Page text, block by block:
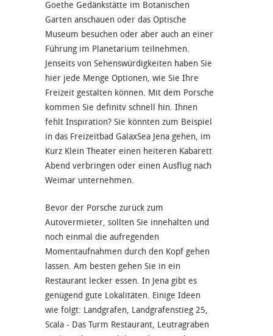
Goethe Gedänkstätte im Botanischen
Garten anschauen oder das Optische
Museum besuchen oder aber auch an einer
Führung im Planetarium teilnehmen.
Jenseits von Sehenswürdigkeiten haben Sie
hier jede Menge Optionen, wie Sie Ihre
Freizeit gestalten können. Mit dem Porsche
kommen Sie definitv schnell hin. Ihnen
fehlt Inspiration? Sie könnten zum Beispiel
in das Freizeitbad GalaxSea Jena gehen, im
Kurz Klein Theater einen heiteren Kabarett
Abend verbringen oder einen Ausflug nach
Weimar unternehmen.
Bevor der Porsche zurück zum
Autovermieter, sollten Sie innehalten und
noch einmal die aufregenden
Momentaufnahmen durch den Kopf gehen
lassen. Am besten gehen Sie in ein
Restaurant lecker essen. In Jena gibt es
genügend gute Lokalitäten. Einige Ideen
wie folgt: Landgrafen, Landgrafenstieg 25,
Scala - Das Turm Restaurant, Leutragraben